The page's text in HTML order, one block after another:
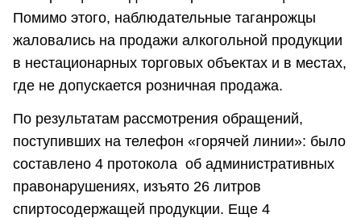
Помимо этого, наблюдательные таганрожцы
жаловались на продажи алкогольной продукции
в нестационарных торговых объектах и в местах,
где не допускается розничная продажа.
По результатам рассмотрения обращений,
поступивших на телефон «горячей линии»: было
составлено 4 протокола об административных
правонарушениях, изъято 26 литров
спиртосодержащей продукции. Еще 4